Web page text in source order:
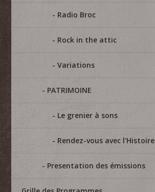
Radio Broc
Rock in the attic
Variations
PATRIMOINE
Le grenier à sons
Rendez-vous avec l'Histoire
Presentation des émissions